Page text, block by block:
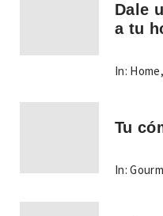
Dale
a tu
In: Home,
Tu
In: